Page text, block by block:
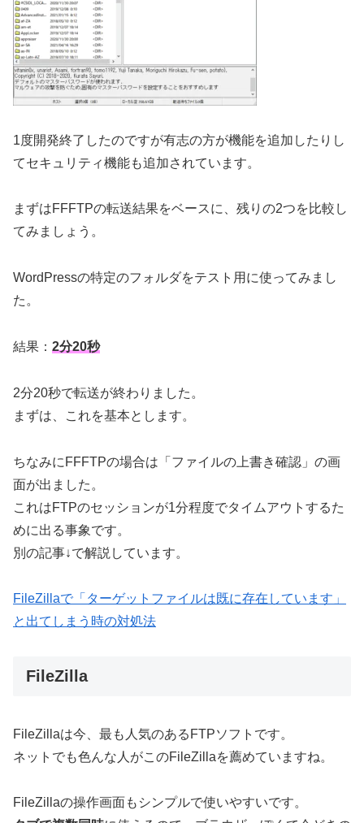
1度開発終了したのですが有志の方が機能を追加したりし
てセキュリティ機能も追加されています。
まずはFFFTPの転送結果をベースに、残りの2つを比較し
てみましょう。
WordPressの特定のフォルダをテスト用に使ってみまし
た。
結果： 2分20秒
2分20秒で転送が終わりました。
まずは、これを基本とします。
ちなみにFFFTPの場合は「ファイルの上書き確認」の画
面が出ました。
これはFTPのセッションが1分程度でタイムアウトするた
めに出る事象です。
別の記事↓で解説しています。
FileZillaで「ターゲットファイルは既に存在しています」
と出てしまう時の対処法
FileZilla
FileZillaは今、最も人気のあるFTPソフトです。
ネットでも色んな人がこのFileZillaを薦めていますね。
FileZillaの操作画面もシンプルで使いやすいです。